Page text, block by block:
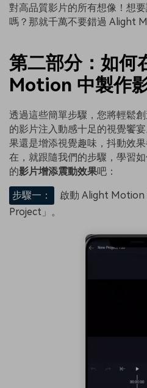
對高品質影片的所有想像！想
嗎？那就千萬不要錯過 Alight
第二部分：如
Motion 中製作
透過這些簡單步驟，您將輕鬆
的影片注入動感十足的視覺饗
果還是增添視覺趣味，抖動效
在，就跟隨我們的步驟，學習
的影片增添震動效果吧：
步驟一：
啟動 Alight Motion
Project」。